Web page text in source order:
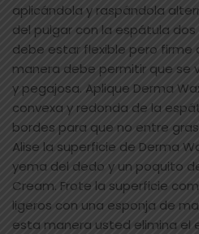
aplicándola y raspándola
del pulgar con la espátula
debe estar flexible pero firme
manera debe permitir que se
y pegajosa. Aplique Derma
convexa y redonda de la
bordes para que no entre
Alise la superficie de Derma
yema del dedo y un poquito
Cream. Frote la superficie
ligeros con una esponja de
esta manera usted elimina el